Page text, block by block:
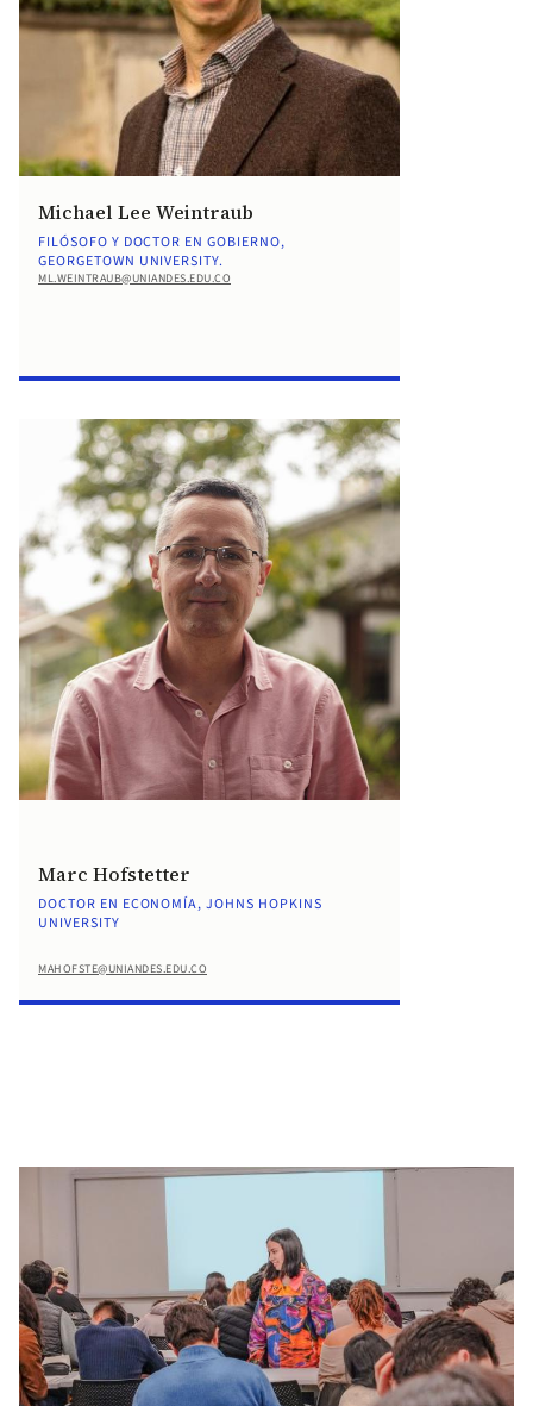
Michael Lee Weintraub
FILÓSOFO Y DOCTOR EN GOBIERNO,
GEORGETOWN UNIVERSITY.
ML.WEINTRAUB@UNIANDES.EDU.CO
Marc Hofstetter
DOCTOR EN ECONOMÍA, JOHNS HOPKINS
UNIVERSITY
MAHOFSTE@UNIANDES.EDU.CO